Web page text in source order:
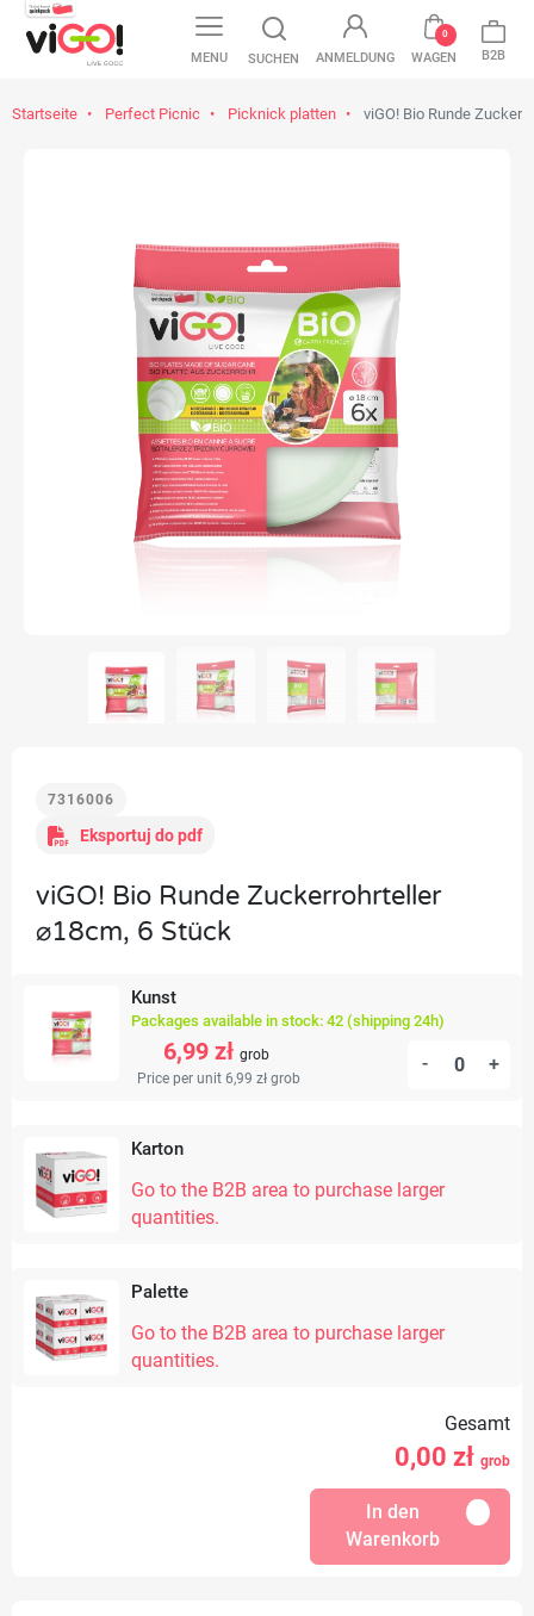
MENU SUCHEN ANMELDUNG WAGEN
0
B2B
Startseite Perfect Picnic Picknick platten viGO! Bio Runde
7316006
Eksportuj do pdf
viGO! Bio Runde Zuckerrohrteller
⌀18cm, 6 Stück
Kunst
Packages available in stock: 42 (shipping 24h)
6,99 zł grob
Price per unit 6,99 zł grob
- +
Karton
Go to the B2B area to purchase larger
quantities.
Palette
Go to the B2B area to purchase larger
quantities.
Gesamt
0,00 zł grob
In den
Warenkorb